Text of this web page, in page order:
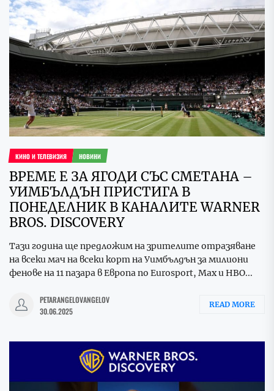
КИНО И ТЕЛЕВИЗИЯ НОВИНИ
ВРЕМЕ Е ЗА ЯГОДИ СЪС СМЕТАНА –
УИМБЪЛДЪН ПРИСТИГА В
ПОНЕДЕЛНИК В КАНАЛИТЕ WARNER
BROS. DISCOVERY
Тази година ще предложим на зрителите отразяване
на всеки мач на всеки корт на Уимбълдън за милиони
фенове на 11 пазара в Европа по Eurosport, Max и HBO...
PETARANGELOVANGELOV
30.06.2025
READ MORE